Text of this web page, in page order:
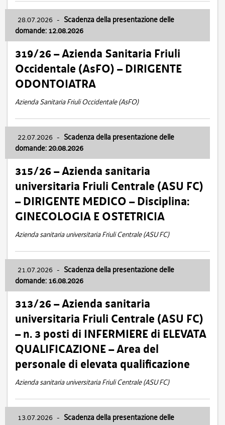
28.07.2026 - Scadenza della presentazione delle
domande: 12.08.2026
319/26 – Azienda Sanitaria Friuli
Occidentale (AsFO) – DIRIGENTE
ODONTOIATRA
Azienda Sanitaria Friuli Occidentale (AsFO)
22.07.2026 - Scadenza della presentazione delle
domande: 20.08.2026
315/26 – Azienda sanitaria
universitaria Friuli Centrale (ASU FC)
– DIRIGENTE MEDICO – Disciplina:
GINECOLOGIA E OSTETRICIA
Azienda sanitaria universitaria Friuli Centrale (ASU FC)
21.07.2026 - Scadenza della presentazione delle
domande: 16.08.2026
313/26 – Azienda sanitaria
universitaria Friuli Centrale (ASU FC)
– n. 3 posti di INFERMIERE di ELEVATA
QUALIFICAZIONE – Area del
personale di elevata qualificazione
Azienda sanitaria universitaria Friuli Centrale (ASU FC)
13.07.2026 - Scadenza della presentazione delle